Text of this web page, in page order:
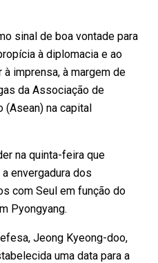
sinal de boa vontade para
à diplomacia e ao
imprensa, à margem de
da Associação de
(Asean) na capital
na quinta-feira que
envergadura dos
com Seul em função do
Pyongyang.
Jeong Kyeong-doo,
uma data para a